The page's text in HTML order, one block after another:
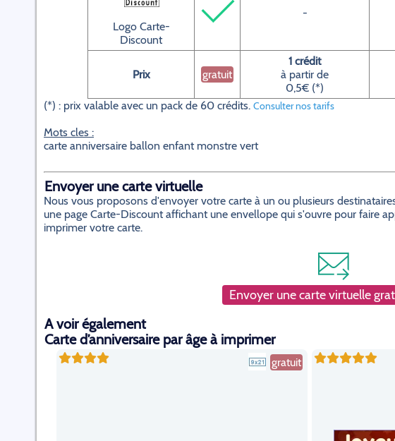
Logo Carte-
Discount
-
Prix gratuit
1 crédit
à partir de
0,5€ (*)
(*) : prix valable avec un pack de 60 crédits. Consulter nos tarifs
Mots cles :
carte anniversaire ballon enfant monstre vert
Envoyer une carte virtuelle
Nous vous proposons d'envoyer votre carte à un ou plusieurs
une page Carte-Discount affichant une envellope qui s'ouvre pour faire
imprimer votre carte.
Envoyer une carte virtuelle
A voir également
Carte d’anniversaire par âge à imprimer
gratuit